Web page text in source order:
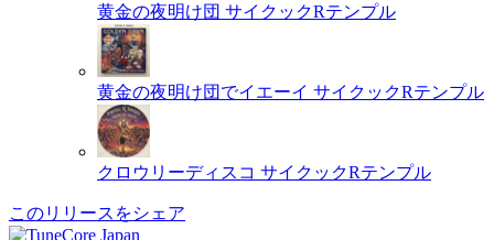
黄金の夜明け団 サイクックRテンプル
黄金の夜明け団でイエーイ サイクックRテンプル
クロウリーディスコ サイクックRテンプル
このリリースをシェア